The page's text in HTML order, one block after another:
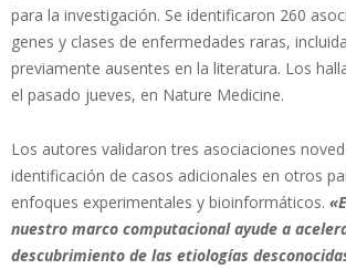
para la investigación. Se identificaron 260
genes y clases de enfermedades raras,
previamente ausentes en la literatura. Los
el pasado jueves, en Nature Medicine.
Los autores validaron tres asociaciones
identificación de casos adicionales en otros
enfoques experimentales y bioinformáticos.
nuestro marco computacional ayude a
descubrimiento de las etiologías